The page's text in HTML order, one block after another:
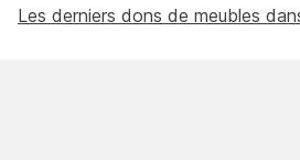
Les derniers dons de meubles